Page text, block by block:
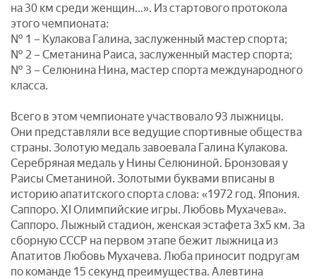
на 30 км среди женщин...». Из стартового протокола
этого чемпионата:
№ 1 – Кулакова Галина, заслуженный мастер спорта;
№ 2 – Сметанина Раиса, заслуженный мастер спорта;
№ 3 – Селюнина Нина, мастер спорта международного
класса.
Всего в этом чемпионате участвовало 93 лыжницы.
Они представляли все ведущие спортивные общества
страны. Золотую медаль завоевала Галина Кулакова.
Серебряная медаль у Нины Селюниной. Бронзовая у
Раисы Сметаниной. Золотыми буквами вписаны в
историю апатитского спорта слова: «1972 год. Япония.
Саппоро. XI Олимпийские игры. Любовь Мухачева».
Саппоро. Лыжный стадион, женская эстафета 3х5 км. За
сборную СССР на первом этапе бежит лыжница из
Апатитов Любовь Мухачева. Люба приносит подругам
по команде 15 секунд преимущества. Алевтина